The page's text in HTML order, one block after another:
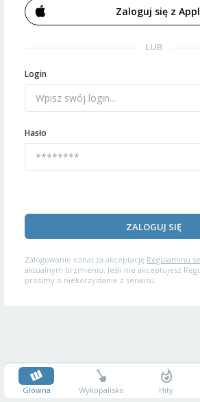
Zaloguj się z
LUB
Login
Hasło
ZALOGUJ SIĘ
Zalogowanie oznacza akceptację Regulaminu
aktualnym brzmieniu. Jeśli nie akceptujesz
prosimy o niekorzystanie z serwisu.
Główna Wykopalisko Hity